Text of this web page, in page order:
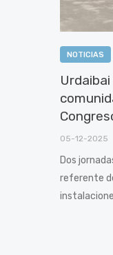
NOTICIAS
05-12-2025
Dos
referente